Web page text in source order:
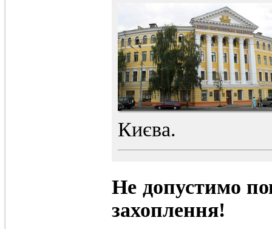
Києва.
Не допустимо
захоплення!